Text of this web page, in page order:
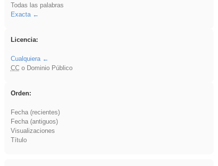
Todas las palabras
Exacta
Licencia:
Cualquiera
CCo Dominio Público
Orden:
Fecha (recientes)
Fecha (antiguos)
Visualizaciones
Título